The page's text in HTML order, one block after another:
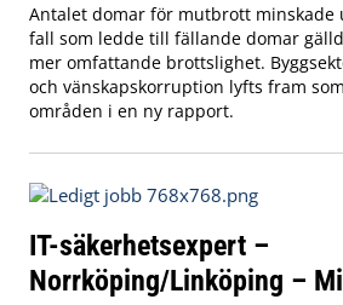
Antalet domar för mutbrott minskade
fall som ledde till fällande domar
mer omfattande brottslighet.
och vänskapskorruption lyfts fram
områden i en ny rapport.
IT-säkerhetsexpert –
Norrköping/Linköping –